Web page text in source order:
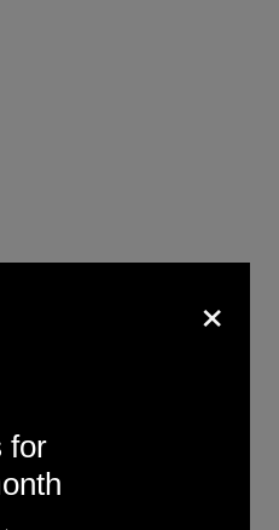
sind, wie ich, erst in
oder Anfang bis
hat Irland selbst
in der
×
for